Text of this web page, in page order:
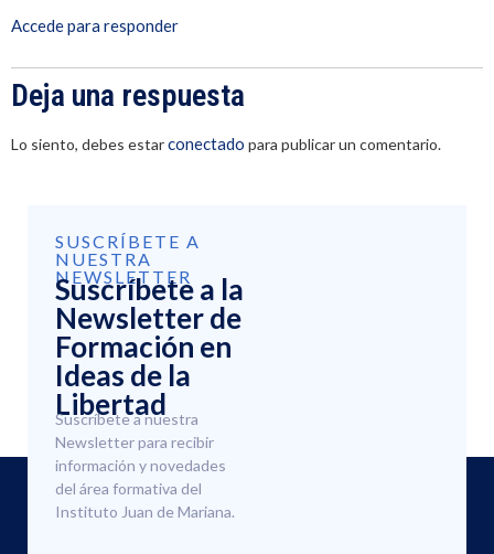
Accede para responder
Deja una respuesta
Lo siento, debes estarconectado para publicar un comentario.
SUSCRÍBETE A
NUESTRA
NEWSLETTER
Suscríbete a la
Newsletter de
Formación en
Ideas de la
Libertad
Suscríbete a nuestra
Newsletter para recibir
información y novedades
del área formativa del
Instituto Juan de Mariana.